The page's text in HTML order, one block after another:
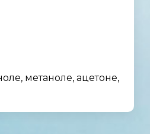
метаноле, ацетоне,